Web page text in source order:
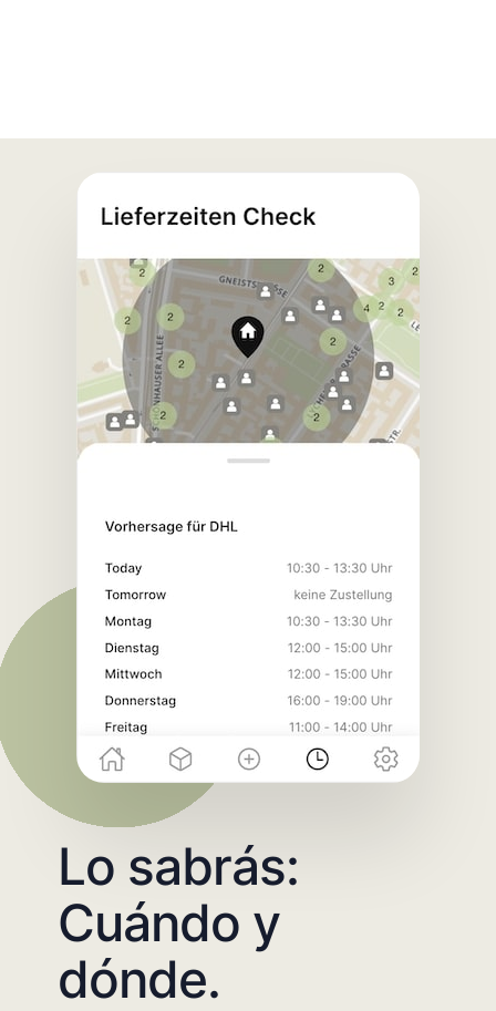
Lo sabrás:
Cuándo y
dónde.